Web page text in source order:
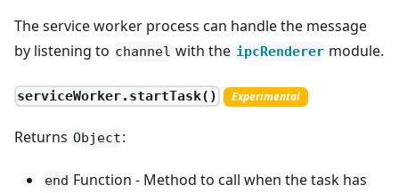
The service worker process can handle the message
by listening to channel with the ipcRenderer module.
serviceWorker.startTask() Experimental
Returns Object:
end Function - Method to call when the task has